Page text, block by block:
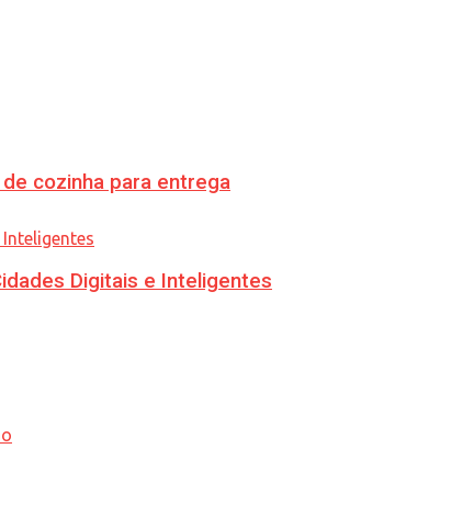
cozinha para entrega
Digitais e Inteligentes